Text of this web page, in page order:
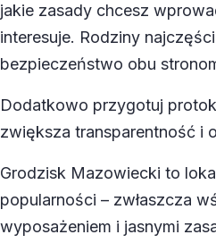
jakie zasady chcesz
interesuje. Rodziny
bezpieczeństwo obu
Dodatkowo przygotuj
zwiększa transparentność i
Grodzisk Mazowiecki to
popularności – zwłaszcza
wyposażeniem i jasnymi